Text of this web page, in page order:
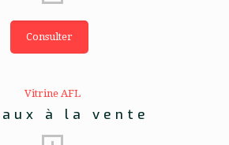
Consulter
Vitrine AFL
à la vente